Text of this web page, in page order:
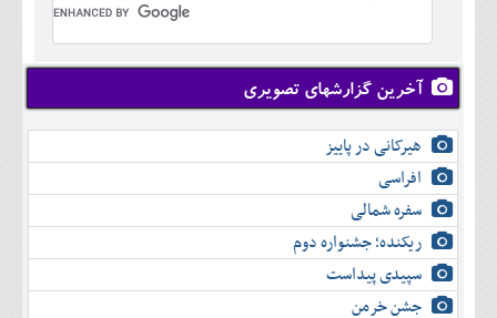
تير
مرداد
شهريور
مهر
آبان
آذر
دی
بهمن
اسفند
آخرین گزارشهای تصویری
هیرکانی در پاییز
افراسی
سفره شمالی
ریکنده؛ جشنواره دوم
سپیدی پیداست
جشن خرمن